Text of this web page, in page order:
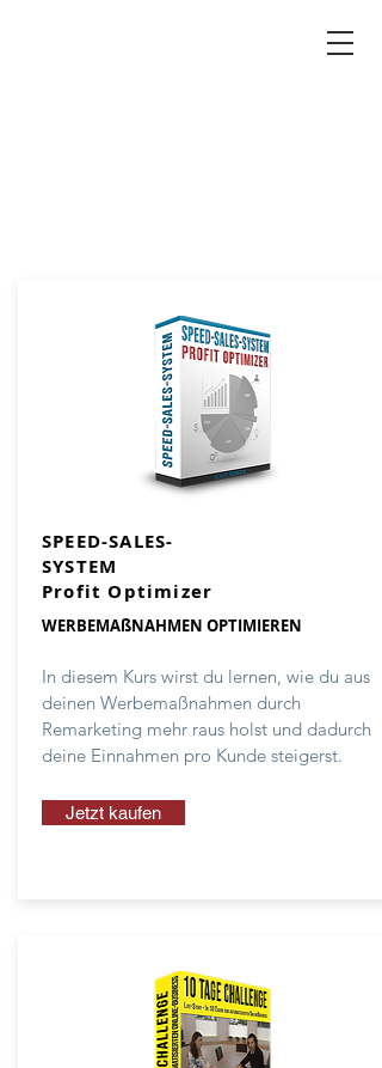
SPEED-SALES-
SYSTEM
Profit Optimizer
WERBEMAßNAHMEN OPTIMIEREN
In diesem Kurs wirst du lernen, wie du aus
deinen Werbemaßnahmen durch
Remarketing mehr raus holst und dadurch
deine Einnahmen pro Kunde steigerst.
Jetzt kaufen